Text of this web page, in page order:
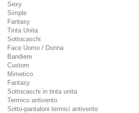
Sexy
Simple
Fantasy
Tinta Unita
Sottocaschi
Face Uomo / Donna
Bandiere
Custom
Mimetico
Fantasy
Sottocaschi in tinta unita
Termico antivento
Sotto-pantaloni termici antivento